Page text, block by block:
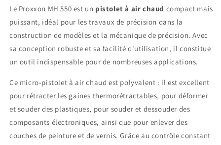
Le Proxxon MH 550 est un pistolet à air chaud compact mais
puissant, idéal pour les travaux de précision dans la
construction de modèles et la mécanique de précision. Avec
sa conception robuste et sa facilité d'utilisation, il constitue
un outil indispensable pour de nombreuses applications.
Ce micro-pistolet à air chaud est polyvalent : il est excellent
pour rétracter les gaines thermorétractables, pour déformer
et souder des plastiques, pour souder et dessouder des
composants électroniques, ainsi que pour enlever des
couches de peinture et de vernis. Grâce au contrôle constant